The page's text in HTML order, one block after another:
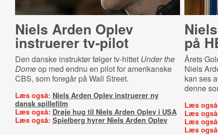
Niels Arden Oplev
instruerer tv-pilot
Den danske instruktør følger tv-hittet Under the
Domeop med endnu en pilot for amerikanske
CBS, som foregår på Wall Street.
Læs også: Niels Arden Oplev instruerer ny
dansk spillefilm
Læs også: Drøje hug til Niels Arden Oplev i USA
Læs også: Spielberg hyrer Niels Arden Oplev
på
Årets
Niels
kan ses
denne
Læs
Læs
Læs
Læs